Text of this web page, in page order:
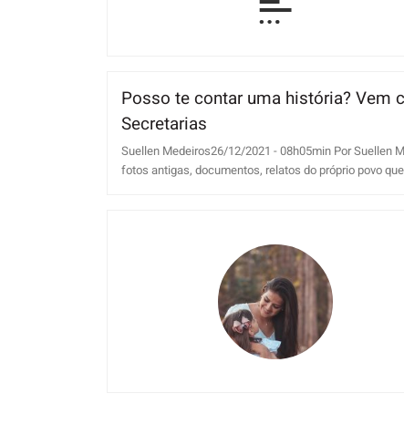
Posso te contar uma história? Vem
Secretarias
Suellen Medeiros26/12/2021 - 08h05min Por Suellen
fotos antigas, documentos, relatos do próprio povo